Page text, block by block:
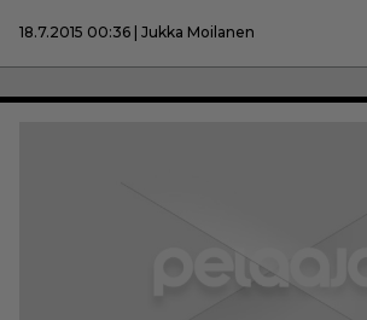
18.7.2015 00:36 | Jukka Moilanen